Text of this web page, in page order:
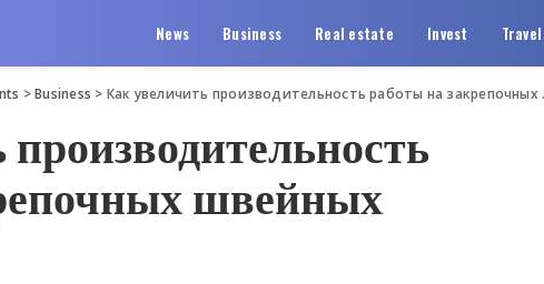
News Business Real estate Invest Travel
>Business > Как увеличить производительность работы на закрепочных швейных машинах
швейных